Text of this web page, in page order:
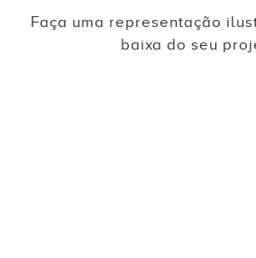
Faça uma representação
baixa do seu